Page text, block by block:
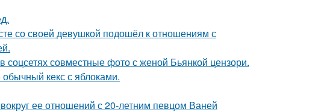
со своей девушкой подошёл к отношениям с
соцсетях совместные фото с женой Бьянкой цензори.
кекс с яблоками.
ее отношений с 20-летним певцом Ваней